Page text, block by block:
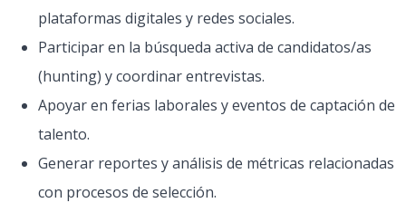
plataformas digitales y redes sociales.
Participar en la búsqueda activa de candidatos/as
(hunting) y coordinar entrevistas.
Apoyar en ferias laborales y eventos de captación de
talento.
Generar reportes y análisis de métricas relacionadas
con procesos de selección.